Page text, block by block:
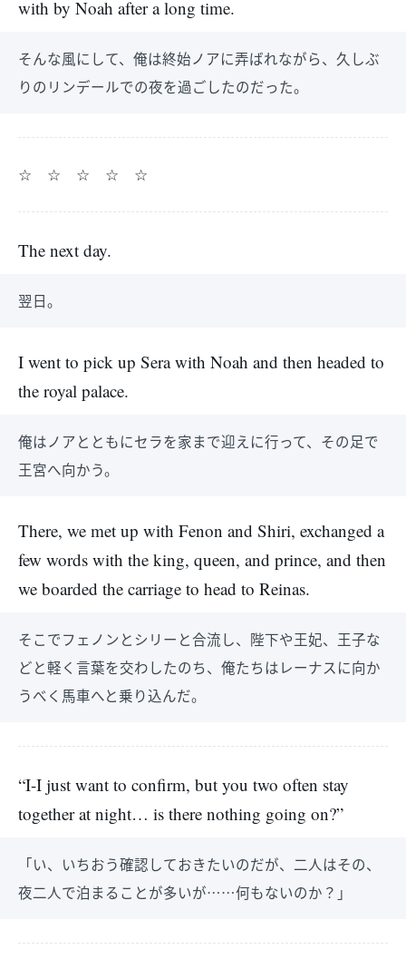
with by Noah after a long time.
そんな風にして、俺は終始ノアに弄ばれながら、久しぶ
りのリンデールでの夜を過ごしたのだった。
☆ ☆ ☆ ☆ ☆
The next day.
翌日。
I went to pick up Sera with Noah and then headed to
the royal palace.
俺はノアとともにセラを家まで迎えに行って、その足で
王宮へ向かう。
There, we met up with Fenon and Shiri, exchanged a
few words with the king, queen, and prince, and then
we boarded the carriage to head to Reinas.
そこでフェノンとシリーと合流し、陛下や王妃、王子な
どと軽く言葉を交わしたのち、俺たちはレーナスに向か
うべく馬車へと乗り込んだ。
“I-I just want to confirm, but you two often stay
together at night… is there nothing going on?”
「い、いちおう確認しておきたいのだが、二人はその、
夜二人で泊まることが多いが……何もないのか？」